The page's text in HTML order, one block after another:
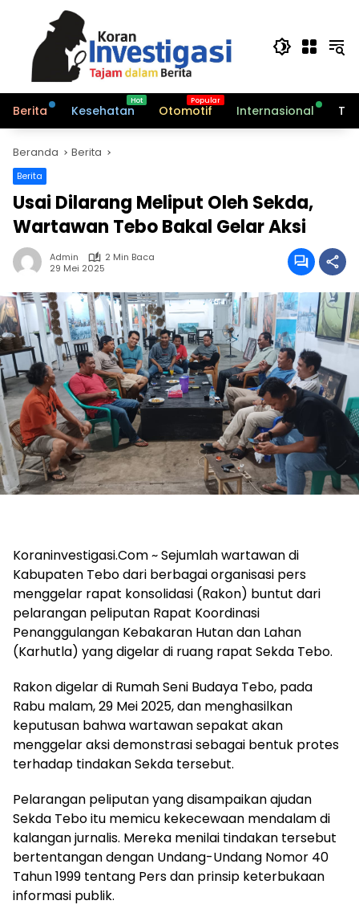
Berita Kesehatan Otomotif Internasional
Beranda Berita
Berita
Usai Dilarang Meliput Oleh Sekda,
Wartawan Tebo Bakal Gelar Aksi
Admin
2 Min Baca
29 Mei 2025
Koraninvestigasi.Com ~ Sejumlah wartawan di
Kabupaten Tebo dari berbagai organisasi pers
menggelar rapat konsolidasi (Rakon) buntut dari
pelarangan peliputan Rapat Koordinasi
Penanggulangan Kebakaran Hutan dan Lahan
(Karhutla) yang digelar di ruang rapat Sekda Tebo.
Rakon digelar di Rumah Seni Budaya Tebo, pada
Rabu malam, 29 Mei 2025, dan menghasilkan
keputusan bahwa wartawan sepakat akan
menggelar aksi demonstrasi sebagai bentuk protes
terhadap tindakan Sekda tersebut.
Pelarangan peliputan yang disampaikan ajudan
Sekda Tebo itu memicu kekecewaan mendalam di
kalangan jurnalis. Mereka menilai tindakan tersebut
bertentangan dengan Undang-Undang Nomor 40
Tahun 1999 tentang Pers dan prinsip keterbukaan
informasi publik.